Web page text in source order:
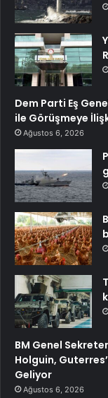
Dem Parti Eş
ile Görüşmeye
Ağustos 6, 2026
BM Genel
Holguin,
Geliyor
Ağustos 6, 2026